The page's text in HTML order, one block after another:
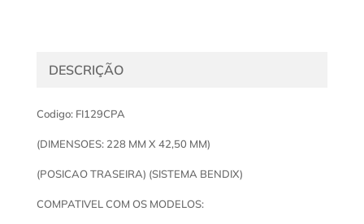
DESCRIÇÃO
Codigo: FI129CPA
(DIMENSOES: 228 MM X 42,50 MM)
(POSICAO TRASEIRA) (SISTEMA BENDIX)
COMPATIVEL COM OS MODELOS: